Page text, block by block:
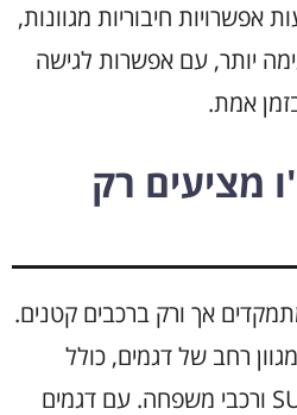
אפשרויות חיבוריות מגוונות,
יותר, עם אפשרות לגישה
אמת.
פיג'ו מציעים רק
אך ורק ברכבים קטנים.
רחב של דגמים, כולל
רכבים גדולים יותר כמו SUV ורכבי משפחה. עם דגמים